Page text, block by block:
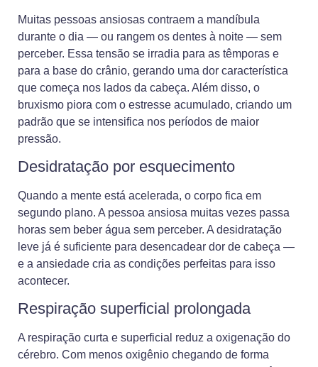
Muitas pessoas ansiosas contraem a mandíbula
durante o dia — ou rangem os dentes à noite — sem
perceber. Essa tensão se irradia para as têmporas e
para a base do crânio, gerando uma dor característica
que começa nos lados da cabeça. Além disso, o
bruxismo piora com o estresse acumulado, criando um
padrão que se intensifica nos períodos de maior
pressão.
Desidratação por esquecimento
Quando a mente está acelerada, o corpo fica em
segundo plano. A pessoa ansiosa muitas vezes passa
horas sem beber água sem perceber. A desidratação
leve já é suficiente para desencadear dor de cabeça —
e a ansiedade cria as condições perfeitas para isso
acontecer.
Respiração superficial prolongada
A respiração curta e superficial reduz a oxigenação do
cérebro. Com menos oxigênio chegando de forma